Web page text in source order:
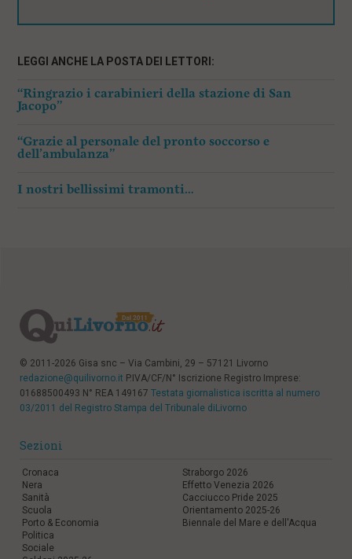
LEGGI ANCHE LA POSTA DEI LETTORI:
“Ringrazio i carabinieri della stazione di San
Jacopo”
“Grazie al personale del pronto soccorso e
dell’ambulanza”
I nostri bellissimi tramonti…
© 2011-2026 Gisa snc – Via Cambini, 29 – 57121 Livorno
redazione@quilivorno.it P.IVA/CF/N° Iscrizione Registro Imprese:
01688500493 N° REA 149167 Testata giornalistica iscritta al numero
03/2011 del Registro Stampa del Tribunale diLivorno
Sezioni
Cronaca
Nera
Sanità
Scuola
Porto & Economia
Politica
Sociale
Straborgo 2026
Effetto Venezia 2026
Cacciucco Pride 2025
Orientamento 2025-26
Biennale del Mare e dell'Acqua